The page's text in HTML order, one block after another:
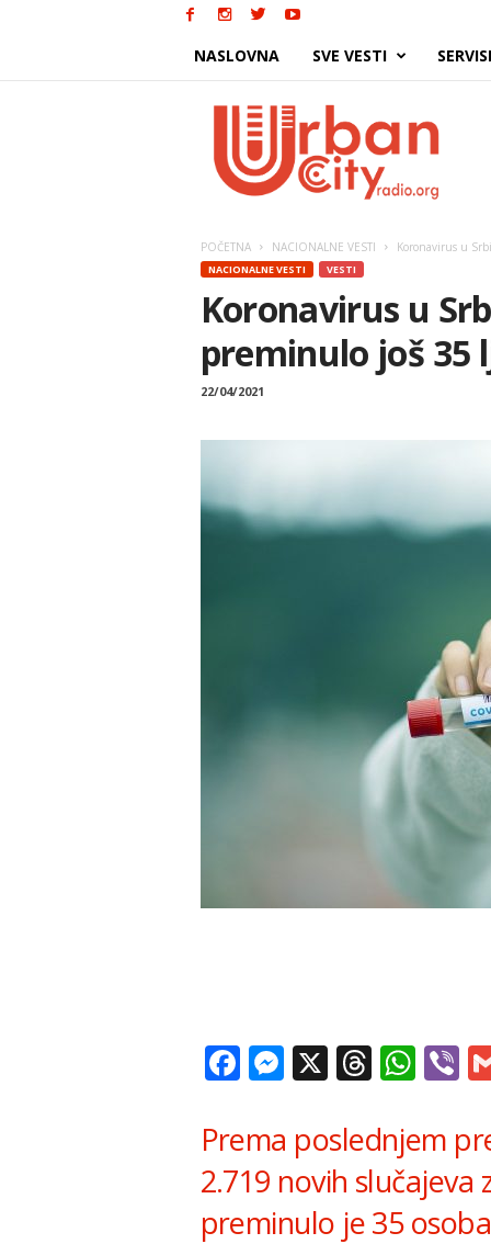
NASLOVNA SVE VESTI
POČETNA NACIONALNE VESTI Koronavirus u
NACIONALNE VESTI VESTI
Koronavirus u
preminulo još 35
22/04/2021
Facebook
Messenger
X
Prema poslednjem
2.719 novih slučajeva
preminulo je 35